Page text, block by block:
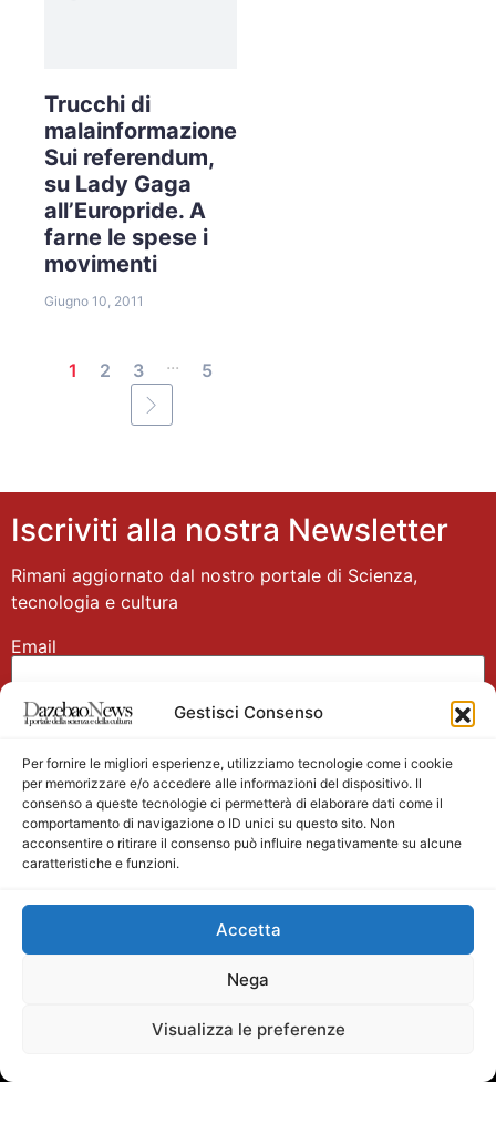
Gestisci Consenso
Per fornire le migliori esperienze, utilizziamo tecnologie come i cookie
per memorizzare e/o accedere alle informazioni del dispositivo. Il
consenso a queste tecnologie ci permetterà di elaborare dati come il
comportamento di navigazione o ID unici su questo sito. Non
acconsentire o ritirare il consenso può influire negativamente su alcune
caratteristiche e funzioni.
Accetta
Nega
Visualizza le preferenze
Trucchi di
malainformazione.
Sui referendum,
su Lady Gaga
all’Europride. A
farne le spese i
movimenti
Giugno 10, 2011
1 2 3 ... 5
Iscriviti alla nostra Newsletter
Rimani aggiornato dal nostro portale di Scienza,
tecnologia e cultura
Email
Nome
Main partner
Testata giornalistica registrata presso il Tribunale di